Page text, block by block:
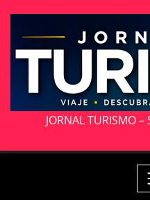
JORNAL TURISMO